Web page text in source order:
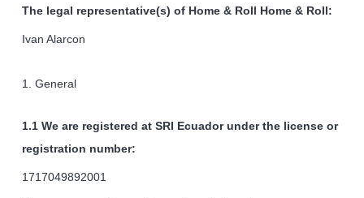
The legal representative(s) of Home & Roll Home & Roll:
Ivan Alarcon
1. General
1.1 We are registered at SRI Ecuador under the license or
registration number:
1717049892001